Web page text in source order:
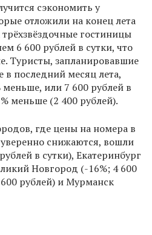
сэкономить у
отложили на конец лета
гостиницы
6 600 рублей в сутки, что
Туристы, запланировавшие
в последний месяц лета,
меньше, или 7 600 рублей в
меньше (2 400 рублей).
где цены на номера в
уверенно снижаются, вошли
в сутки), Екатеринбург
Новгород (-16%; 4 600
рублей) и Мурманск